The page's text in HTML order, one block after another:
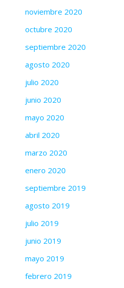
noviembre 2020
octubre 2020
septiembre 2020
agosto 2020
julio 2020
junio 2020
mayo 2020
abril 2020
marzo 2020
enero 2020
septiembre 2019
agosto 2019
julio 2019
junio 2019
mayo 2019
febrero 2019